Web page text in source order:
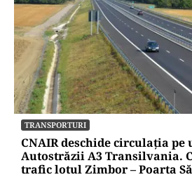
TRANSPORTURI
CNAIR deschide circulația
Autostrăzii A3 Transilvania.
trafic lotul Zimbor – Poarta